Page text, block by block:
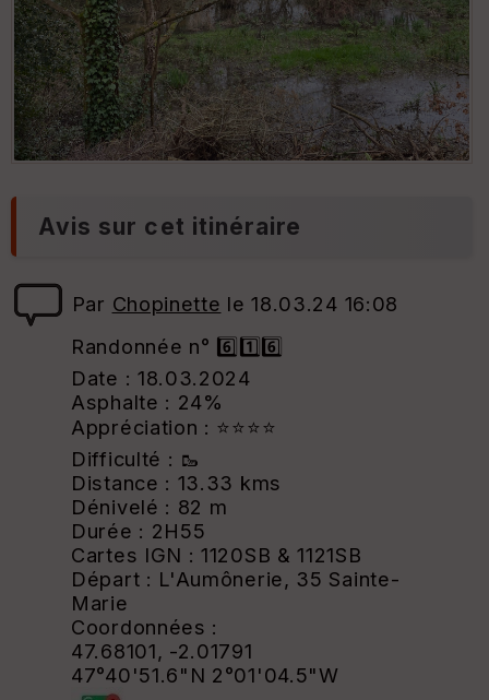
Avis sur cet itinéraire
Par Chopinette le 18.03.24 16:08
Randonnée n° 6️⃣1️⃣6️⃣
Date : 18.03.2024
Asphalte : 24%
Appréciation : ⭐⭐⭐⭐
Difficulté : 🥾
Distance : 13.33 kms
Dénivelé : 82 m
Durée : 2H55
Cartes IGN : 1120SB & 1121SB
Départ : L'Aumônerie, 35 Sainte-
Marie
Coordonnées :
47.68101, -2.01791
47°40'51.6"N 2°01'04.5"W